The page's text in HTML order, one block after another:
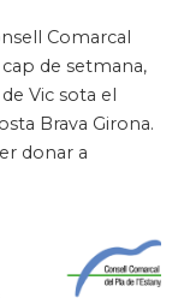
Comarcal
de setmana,
de Vic sota el
Brava Girona.
donar a